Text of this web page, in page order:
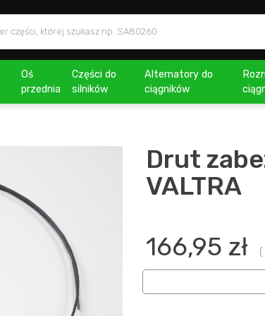
Oś
przednia
Części do
silników
Alternatory do
ciągników
Drut
VALTRA
166,95 zł
(